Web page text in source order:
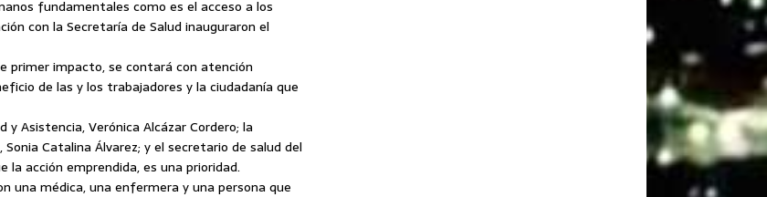
fundamentales como es el acceso a los
con la Secretaría de Salud inauguraron el
primer impacto, se contará con atención
de las y los trabajadores y la ciudadanía que
Asistencia, Verónica Alcázar Cordero; la
Catalina Álvarez; y el secretario de salud del
la acción emprendida, es una prioridad.
una médica, una enfermera y una persona que